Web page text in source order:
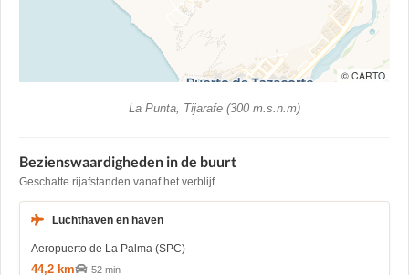
© CARTO
La Punta, Tijarafe (300 m.s.n.m)
Bezienswaardigheden in de buurt
Geschatte rijafstanden vanaf het verblijf.
Luchthaven en haven
Aeropuerto de La Palma (SPC)
44,2 km 52 min